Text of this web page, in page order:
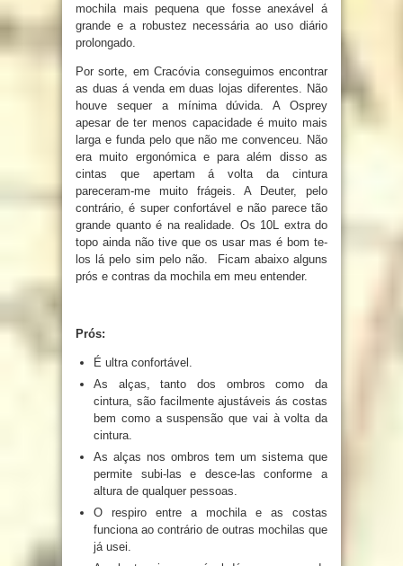
mochila mais pequena que fosse anexável á
grande e a robustez necessária ao uso diário
prolongado.
Por sorte, em Cracóvia conseguimos encontrar
as duas á venda em duas lojas diferentes. Não
houve sequer a mínima dúvida. A Osprey
apesar de ter menos capacidade é muito mais
larga e funda pelo que não me convenceu. Não
era muito ergonómica e para além disso as
cintas que apertam á volta da cintura
pareceram-me muito frágeis. A Deuter, pelo
contrário, é super confortável e não parece tão
grande quanto é na realidade. Os 10L extra do
topo ainda não tive que os usar mas é bom te-
los lá pelo sim pelo não. Ficam abaixo alguns
prós e contras da mochila em meu entender.
Prós:
É ultra confortável.
As alças, tanto dos ombros como da
cintura, são facilmente ajustáveis ás costas
bem como a suspensão que vai à volta da
cintura.
As alças nos ombros tem um sistema que
permite subi-las e desce-las conforme a
altura de qualquer pessoas.
O respiro entre a mochila e as costas
funciona ao contrário de outras mochilas que
já usei.